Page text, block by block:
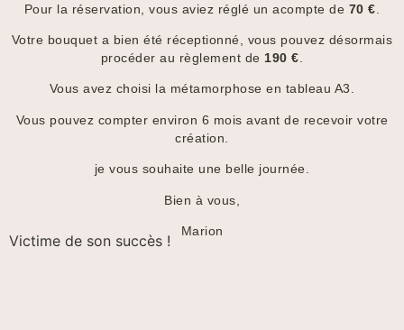
Pour la réservation, vous aviez réglé un acompte de 70 €
Votre bouquet a bien été réceptionné, vous pouvez désormais
procéder au règlement de 190 €
Vous avez choisi la métamorphose en tableau A3.
Vous pouvez compter environ 6 mois avant de recevoir votre
création.
je vous souhaite une belle journée.
Bien à vous,
Marion
Victime de son succès !